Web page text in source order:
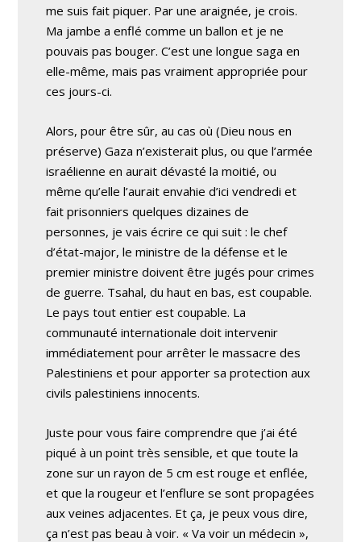
me suis fait piquer. Par une araignée, je crois.
Ma jambe a enflé comme un ballon et je ne
pouvais pas bouger. C’est une longue saga en
elle-même, mais pas vraiment appropriée pour
ces jours-ci.
Alors, pour être sûr, au cas où (Dieu nous en
préserve) Gaza n’existerait plus, ou que l’armée
israélienne en aurait dévasté la moitié, ou
même qu’elle l’aurait envahie d’ici vendredi et
fait prisonniers quelques dizaines de
personnes, je vais écrire ce qui suit : le chef
d’état-major, le ministre de la défense et le
premier ministre doivent être jugés pour crimes
de guerre. Tsahal, du haut en bas, est coupable.
Le pays tout entier est coupable. La
communauté internationale doit intervenir
immédiatement pour arrêter le massacre des
Palestiniens et pour apporter sa protection aux
civils palestiniens innocents.
Juste pour vous faire comprendre que j’ai été
piqué à un point très sensible, et que toute la
zone sur un rayon de 5 cm est rouge et enflée,
et que la rougeur et l’enflure se sont propagées
aux veines adjacentes. Et ça, je peux vous dire,
ça n’est pas beau à voir. « Va voir un médecin »,